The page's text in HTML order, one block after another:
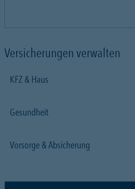
Versicherungen verwalten
KFZ & Haus
Gesundheit
Vorsorge & Absicherung